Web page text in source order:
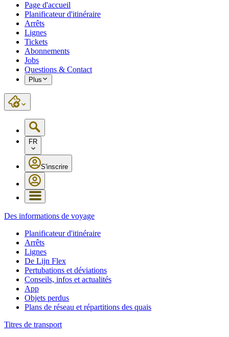
Page d'accueil
Planificateur d'itinéraire
Arrêts
Lignes
Tickets
Abonnements
Jobs
Questions & Contact
Plus
FR
S'inscrire
Des informations de voyage
Planificateur d'itinéraire
Arrêts
Lignes
De Lijn Flex
Pertubations et déviations
Conseils, infos et actualités
App
Objets perdus
Plans de réseau et répartitions des quais
Titres de transport